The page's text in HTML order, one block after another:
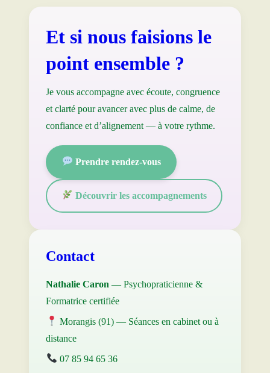
Et si nous faisions le
point ensemble ?
Je vous accompagne avec écoute, congruence
et clarté pour avancer avec plus de calme, de
confiance et d’alignement — à votre rythme.
Prendre rendez-vous
Découvrir les accompagnements
Contact
Nathalie Caron — Psychopraticienne &
Formatrice certifiée
Morangis (91) — Séances en cabinet ou à
distance
07 85 94 65 36